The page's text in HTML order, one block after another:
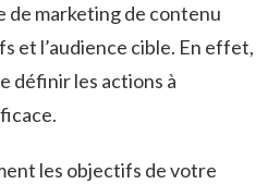
⁣de marketing de contenu
et l’audience cible. En effet,
définir les actions à
les objectifs de votre